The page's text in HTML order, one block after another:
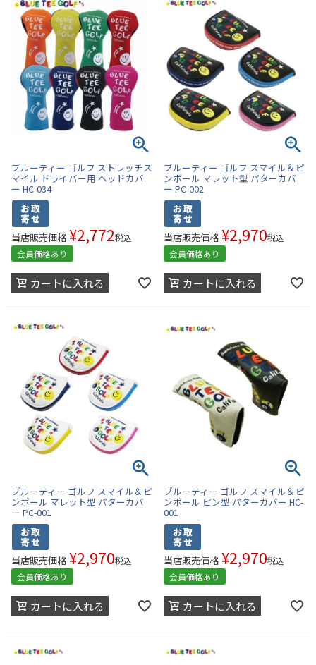
ブルーティー ゴルフ ストレッチス
マイル ドライバー用 ヘッドカバ
ー HC-034
当店販売価格 ¥2,772税込
会員価格あり
カートに入れる
ブルーティー ゴルフ スマイル＆ピ
ンボール マレット型 パターカバ
ー PC-002
当店販売価格 ¥2,970税込
会員価格あり
カートに入れる
ブルーティー ゴルフ スマイル＆ピ
ンボール マレット型 パターカバ
ー PC-001
当店販売価格 ¥2,970税込
会員価格あり
カートに入れる
ブルーティー ゴルフ スマイル＆ピ
ンボール ピン型 パターカバー HC-
001
当店販売価格 ¥2,970税込
会員価格あり
カートに入れる